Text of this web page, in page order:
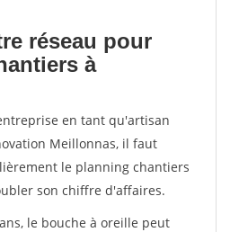
réseau pour
à
en tant qu'artisan
Meillonnas, il faut
le planning chantiers
son chiffre d'affaires.
le bouche à oreille peut